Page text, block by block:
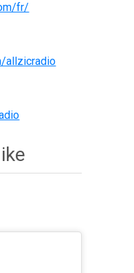
fr/
allzicradio